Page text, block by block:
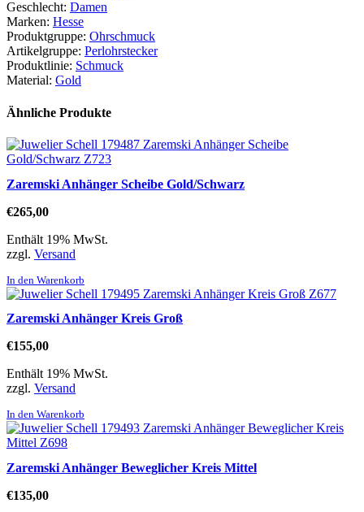
Geschlecht: Damen
Marken: Hesse
Produktgruppe: Ohrschmuck
Artikelgruppe: Perlohrstecker
Produktlinie: Schmuck
Material: Gold
Ähnliche Produkte
Zaremski Anhänger Scheibe Gold/Schwarz
€265,00
Enthält 19% MwSt.
zzgl. Versand
In den Warenkorb
Zaremski Anhänger Kreis Groß
€155,00
Enthält 19% MwSt.
zzgl. Versand
In den Warenkorb
Zaremski Anhänger Beweglicher Kreis Mittel
€135,00